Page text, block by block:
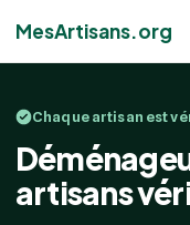
MesArtisans.org
Chaque artisan est
artisans